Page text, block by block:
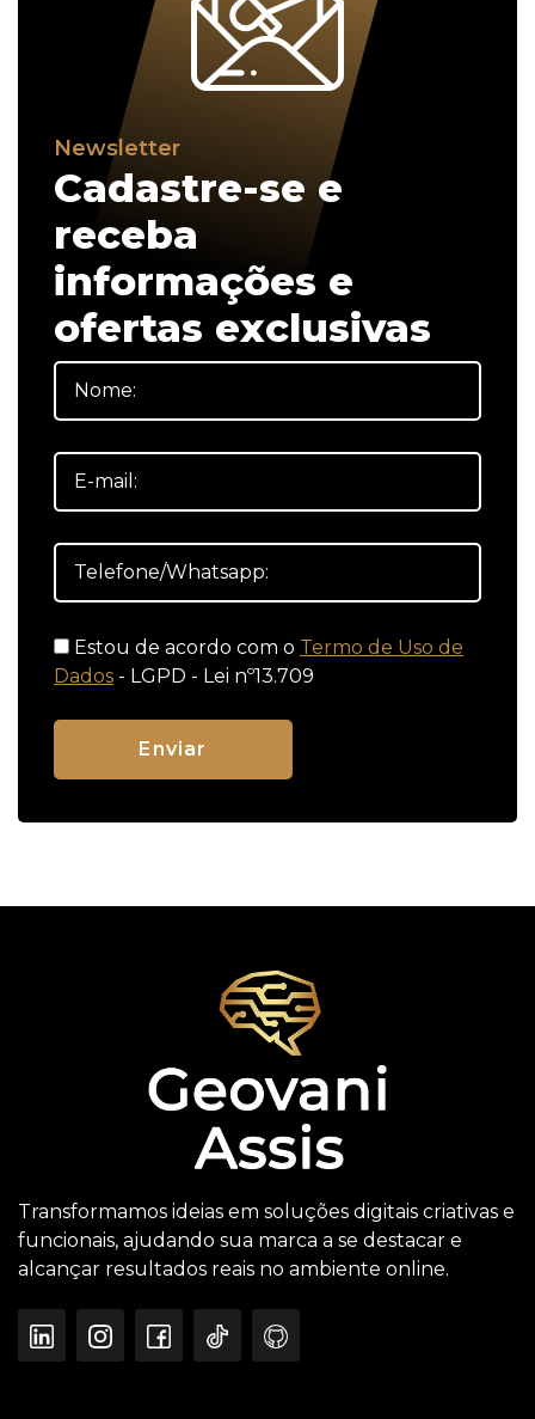
Newsletter
Cadastre-se e
receba
informações e
ofertas exclusivas
Estou de acordo com o Termo de Uso de
Dados - LGPD - Lei nº13.709
Transformamos ideias em soluções digitais criativas e
funcionais, ajudando sua marca a se destacar e
alcançar resultados reais no ambiente online.